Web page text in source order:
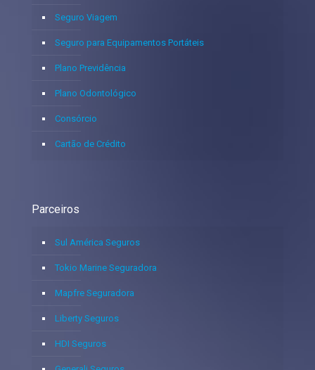
Seguro Viagem
Seguro para Equipamentos Portáteis
Plano Previdência
Plano Odontológico
Consórcio
Cartão de Crédito
Parceiros
Sul América Seguros
Tokio Marine Seguradora
Mapfre Seguradora
Liberty Seguros
HDI Seguros